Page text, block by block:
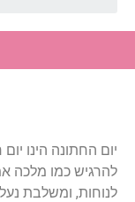
יום החתונה הינו
לנוחות, ומשלבת